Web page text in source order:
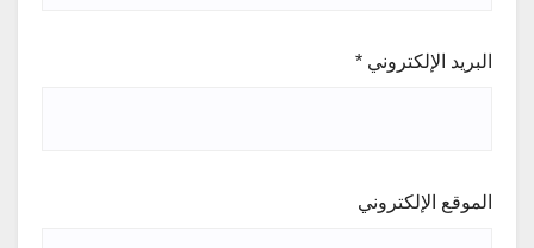
البريد الإلكتروني *
الموقع الإلكتروني